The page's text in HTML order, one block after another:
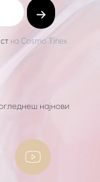
на Cosmo Tinex
најнови